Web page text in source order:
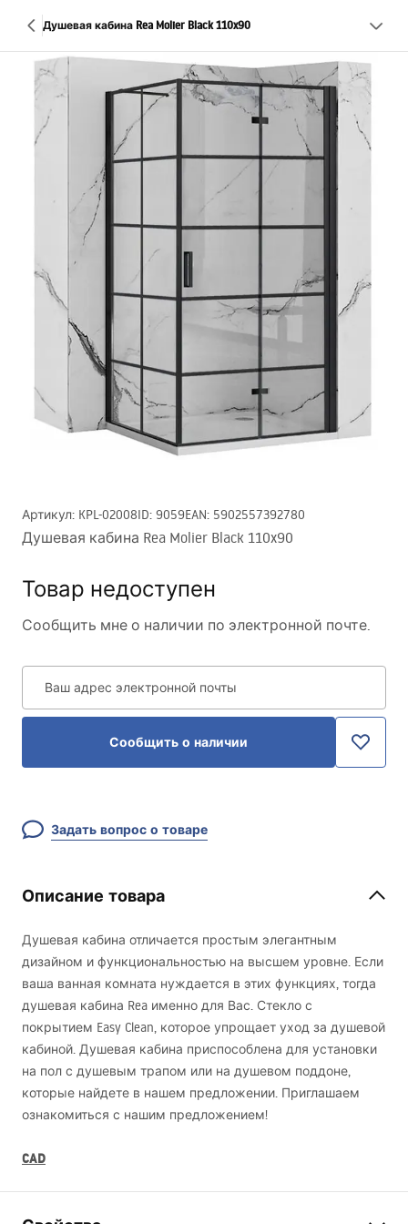
Душевая кабина Rea Molier Black 110x90
Артикул: KPL-02008ID: 9059EAN: 5902557392780
Душевая кабина Rea Molier Black 110x90
Товар недоступен
Сообщить мне о наличии по электронной почте.
Ваш адрес электронной почты
Сообщить о наличии
Задать вопрос о товаре
Описание товара
Душевая кабина отличается простым элегантным
дизайном и функциональностью на высшем уровне. Если
ваша ванная комната нуждается в этих функциях, тогда
душевая кабина Rea именно для Вас. Стекло с
покрытием Easy Clean, которое упрощает уход за душевой
кабиной. Душевая кабина приспособлена для установки
на пол с душевым трапом или на душевом поддоне,
которые найдете в нашем предложении. Приглашаем
ознакомиться с нашим предложением!
CAD